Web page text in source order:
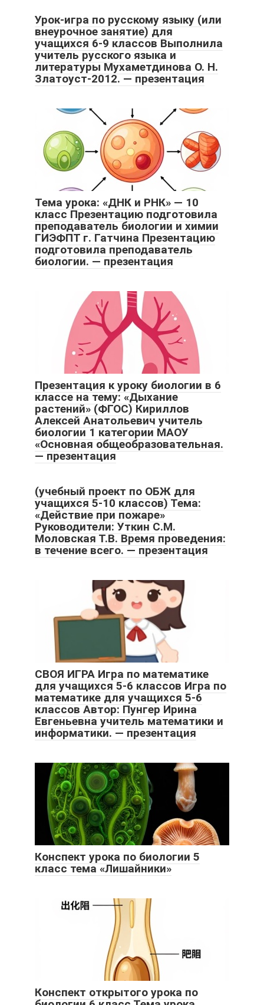
Урок-игра по русскому языку (или
внеурочное занятие) для
учащихся 6-9 классов Выполнила
учитель русского языка и
литературы Мухаметдинова О. Н.
Златоуст-2012. — презентация
Тема урока: «ДНК и РНК» — 10
класс Презентацию подготовила
преподаватель биологии и химии
ГИЭФПТ г. Гатчина Презентацию
подготовила преподаватель
биологии. — презентация
Презентация к уроку биологии в 6
классе на тему: «Дыхание
растений» (ФГОС) Кириллов
Алексей Анатольевич учитель
биологии 1 категории МАОУ
«Основная общеобразовательная.
— презентация
(учебный проект по ОБЖ для
учащихся 5-10 классов) Тема:
«Действие при пожаре»
Руководители: Уткин С.М.
Моловская Т.В. Время проведения:
в течение всего. — презентация
СВОЯ ИГРА Игра по математике
для учащихся 5-6 классов Игра по
математике для учащихся 5-6
классов Автор: Пунгер Ирина
Евгеньевна учитель математики и
информатики. — презентация
Конспект урока по биологии 5
класс тема «Лишайники»
Конспект открытого урока по